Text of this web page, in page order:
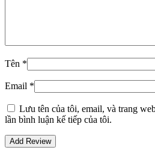
Tên *
Email *
Lưu tên của tôi, email, và trang
lần bình luận kế tiếp của tôi.